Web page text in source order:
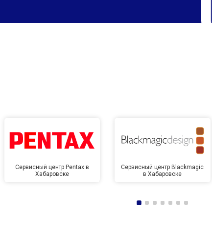
Сервисный центр Pentax в
Хабаровске
Сервисный центр Blackmagic
в Хабаровске